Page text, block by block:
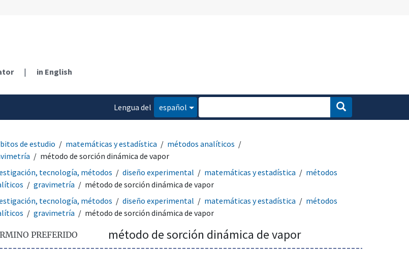
| in English
Lengua del
español
de estudio matemáticas y estadística
métodos analíticos
método de sorción dinámica de vapor
tecnología, métodos
diseño experimental matemáticas y estadística
métodos
gravimetría
método de sorción dinámica de vapor
tecnología, métodos
diseño experimental matemáticas y estadística
métodos
gravimetría método de sorción dinámica de vapor
PREFERIDO método de sorción dinámica de vapor